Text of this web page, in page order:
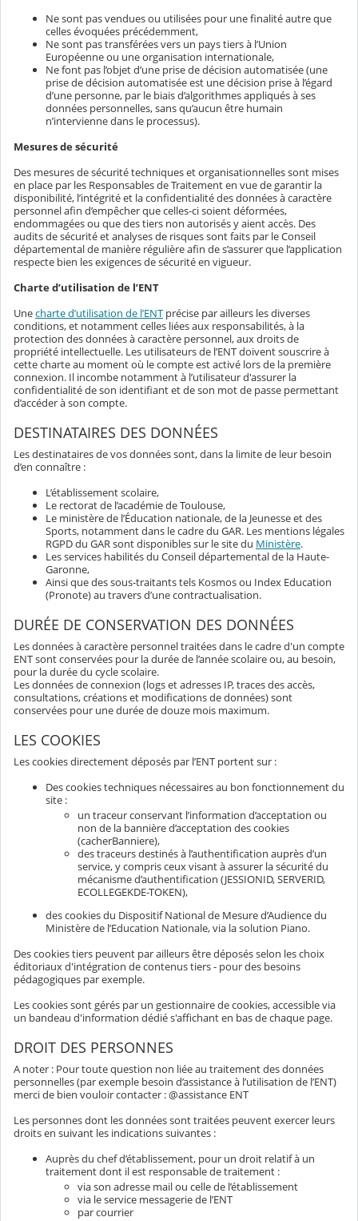
Ne sont pas vendues ou utilisées pour une finalité autre que
celles évoquées précédemment,
Ne sont pas transférées vers un pays tiers à l’Union
Européenne ou une organisation internationale,
Ne font pas l’objet d’une prise de décision automatisée (une
prise de décision automatisée est une décision prise à l’égard
d’une personne, par le biais d’algorithmes appliqués à ses
données personnelles, sans qu’aucun être humain
n’intervienne dans le processus).
Mesures de sécurité
Des mesures de sécurité techniques et organisationnelles sont mises
en place par les Responsables de Traitement en vue de garantir la
disponibilité, l’intégrité et la confidentialité des données à caractère
personnel afin d’empêcher que celles-ci soient déformées,
endommagées ou que des tiers non autorisés y aient accès. Des
audits de sécurité et analyses de risques sont faits par le Conseil
départemental de manière régulière afin de s’assurer que l’application
respecte bien les exigences de sécurité en vigueur.
Charte d’utilisation de l’ENT
Unecharte d’utilisation de l’ENT précise par ailleurs les diverses
conditions, et notamment celles liées aux responsabilités, à la
protection des données à caractère personnel, aux droits de
propriété intellectuelle. Les utilisateurs de l’ENT doivent souscrire à
cette charte au moment où le compte est activé lors de la première
connexion. Il incombe notamment à l’utilisateur d'assurer la
confidentialité de son identifiant et de son mot de passe permettant
d’accéder à son compte.
DESTINATAIRES DES DONNÉES
Les destinataires de vos données sont, dans la limite de leur besoin
d’en connaître :
L’établissement scolaire,
Le rectorat de l’académie de Toulouse,
Le ministère de l’Éducation nationale, de la Jeunesse et des
Sports, notamment dans le cadre du GAR. Les mentions légales
RGPD du GAR sont disponibles sur le site du Ministère.
Les services habilités du Conseil départemental de la Haute-
Garonne,
Ainsi que des sous-traitants tels Kosmos ou Index Education
(Pronote) au travers d’une contractualisation.
DURÉE DE CONSERVATION DES DONNÉES
Les données à caractère personnel traitées dans le cadre d'un compte
ENT sont conservées pour la durée de l’année scolaire ou, au besoin,
pour la durée du cycle scolaire.
Les données de connexion (logs et adresses IP, traces des accès,
consultations, créations et modifications de données) sont
conservées pour une durée de douze mois maximum.
LES COOKIES
Les cookies directement déposés par l’ENT portent sur :
Des cookies techniques nécessaires au bon fonctionnement du
site :
un traceur conservant l’information d’acceptation ou
non de la bannière d’acceptation des cookies
(cacherBanniere),
des traceurs destinés à l’authentification auprès d’un
service, y compris ceux visant à assurer la sécurité du
mécanisme d’authentification (JESSIONID, SERVERID,
ECOLLEGEKDE-TOKEN),
des cookies du Dispositif National de Mesure d’Audience du
Ministère de l’Education Nationale, via la solution Piano.
Des cookies tiers peuvent par ailleurs être déposés selon les choix
éditoriaux d'intégration de contenus tiers - pour des besoins
pédagogiques par exemple.
Les cookies sont gérés par un gestionnaire de cookies, accessible via
un bandeau d'information dédié s'affichant en bas de chaque page.
DROIT DES PERSONNES
A noter : Pour toute question non liée au traitement des données
personnelles (par exemple besoin d’assistance à l’utilisation de l’ENT)
merci de bien vouloir contacter : @assistance ENT
Les personnes dont les données sont traitées peuvent exercer leurs
droits en suivant les indications suivantes :
Auprès du chef d’établissement, pour un droit relatif à un
traitement dont il est responsable de traitement :
via son adresse mail ou celle de l’établissement
via le service messagerie de l’ENT
par courrier